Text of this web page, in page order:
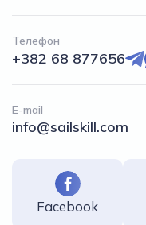
Телефон
+382 68 877656
E-mail
info@sailskill.com
Facebook